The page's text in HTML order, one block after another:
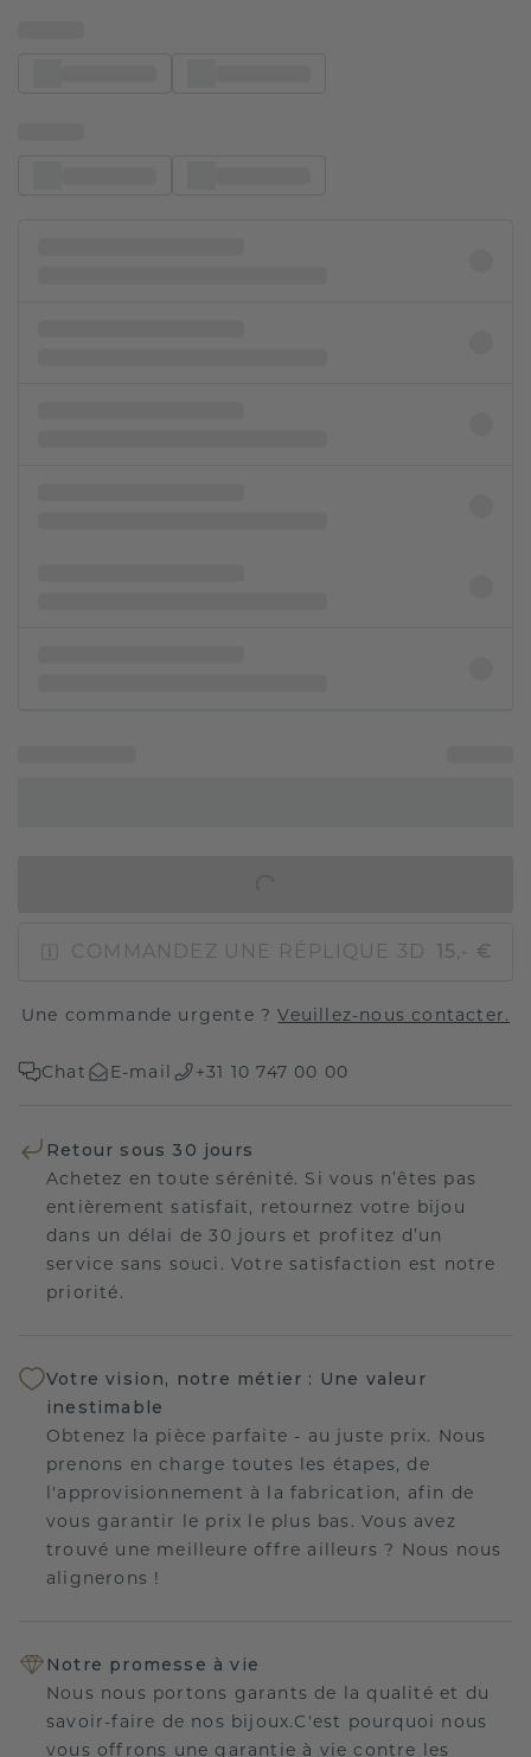
COMMANDEZ UNE RÉPLIQUE 3D 15,- €
Une commande urgente ?Veuillez-nous contacter.
Chat E-mail +31 10 747 00 00
Retour sous 30 jours
Achetez en toute sérénité. Si vous n’êtes pas
entièrement satisfait, retournez votre bijou
dans un délai de 30 jours et profitez d’un
service sans souci. Votre satisfaction est notre
priorité.
Votre vision, notre métier : Une valeur
inestimable
Obtenez la pièce parfaite - au juste prix. Nous
prenons en charge toutes les étapes, de
l'approvisionnement à la fabrication, afin de
vous garantir le prix le plus bas. Vous avez
trouvé une meilleure offre ailleurs ? Nous nous
alignerons !
Notre promesse à vie
Nous nous portons garants de la qualité et du
savoir-faire de nos bijoux.C'est pourquoi nous
vous offrons une garantie à vie contre les